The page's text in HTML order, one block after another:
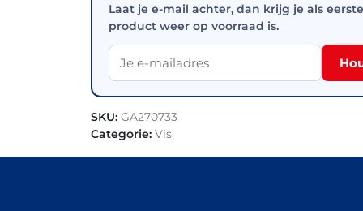
Laat je e-mail achter, dan krijg je als
product weer op voorraad is.
SKU: GA270733
Categorie: Vis